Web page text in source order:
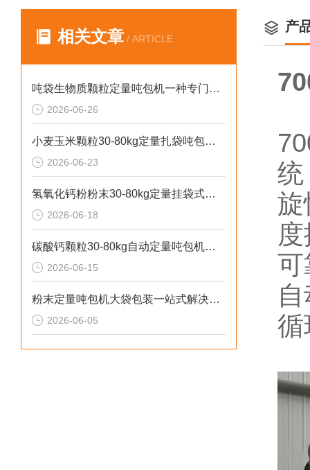
相关文章 / ARTICLE
吨袋生物质颗粒定量吨包机一种专门用于吨袋设备
2026-06-26
小麦玉米颗粒30-80kg定量扎袋吨包机操作简单
2026-06-23
氢氧化钙粉粉末30-80kg定量挂袋式称重吨包机生产厂家
2026-06-18
碳酸钙颗粒30-80kg自动定量吨包机厂家直供
2026-06-15
粉末定量吨包机大袋包装一站式解决方案
2026-06-05
产
统
旋
可
循